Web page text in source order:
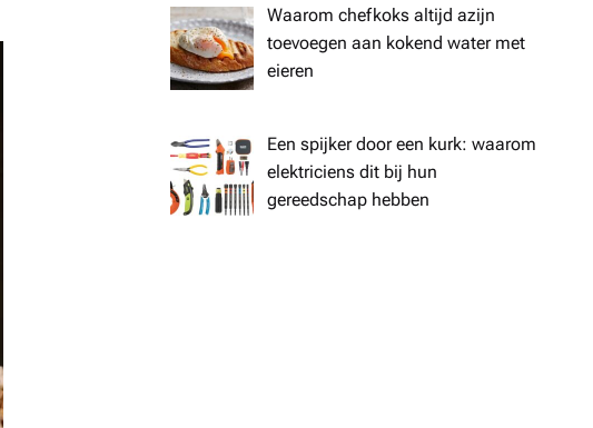
Waarom chefkoks altijd azijn
toevoegen aan kokend water met
eieren
Een spijker door een kurk: waarom
elektriciens dit bij hun
gereedschap hebben